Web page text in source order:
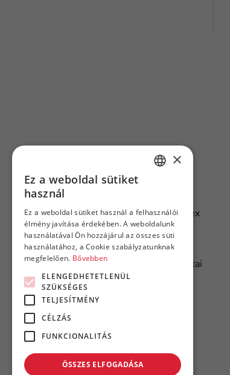
Flanker Plusz Kft.
Több mint 20 éve nyújtunk komplex
megoldásokat a nyomda- és
papíripar, a csomagolástechnika,
valamint a gépjármű- és elektronikai
ipar szereplőinek.
×
Ez a weboldal sütiket
használ
Ez a weboldal sütiket használ a felhasználói
élmény javítása érdekében. A weboldalunk
használatával Ön hozzájárul az összes süti
használatához, a Cookie szabályzatunknak
megfelelően. Bővebben
ELENGEDHETETLENÜL
SZÜKSÉGES
TELJESÍTMÉNY
CÉLZÁS
FUNKCIONALITÁS
ÖSSZES ELFOGADÁSA